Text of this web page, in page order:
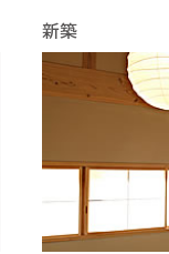
新築